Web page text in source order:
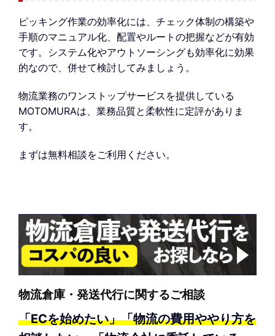
ピッキング作業の効率化には、チェック体制の構築や
手順のマニュアル化、配置やルートの把握などが有効
です。システム化やアウトソーシングも効率化に効果
的なので、併せて検討してみましょう。
物流業務のワンストップサービスを提供している
MOTOMURAは、業務品質と柔軟性に定評がありま
す。
まずは無料相談をご利用ください。
物流倉庫・発送代行に関するご相談
「ECを始めたい」「物流の費用ややり方を